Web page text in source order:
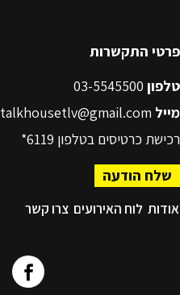
פרטי התקשרות
טלפון
מייל talkhousetlv@gmail.com
רכישת כרטיסים בטלפון 6119*
שלח הודעה
אודות לוח האירועים צרו קשר